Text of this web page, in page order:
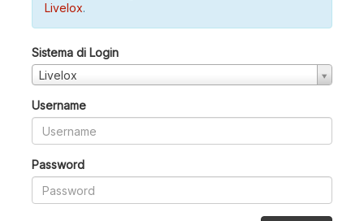
Livelox.
Sistema di Login
Livelox
Username
Password